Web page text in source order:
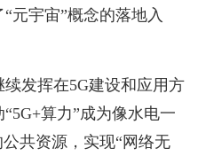
元宇宙”概念的落地入
发挥在5G建设和应用方
算力”成为像水电一
共资源，实现“网络无